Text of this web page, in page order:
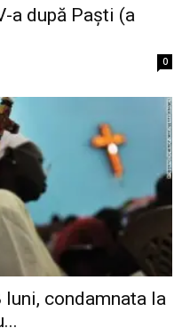
a după Paşti (a
0
condamnata la